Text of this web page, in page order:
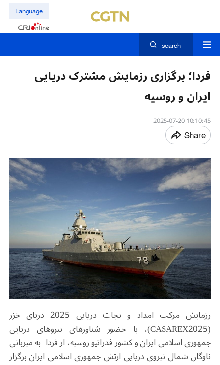
Language
search
فردا؛ برگزاری رزمایش مشترک دریایی
ایران و روسیه
10:10:45 2025-07-20
Share
رزمایش مرکب امداد و نجات دریایی 2025 دریای خزر
(CASAREX2025)، با حضور شناورهای نیروهای دریایی
جمهوری اسلامی ایران و کشور فدراتیو روسیه، از فردا به میزبانی
ناوگان شمال نیروی دریایی ارتش جمهوری اسلامی ایران برگزار